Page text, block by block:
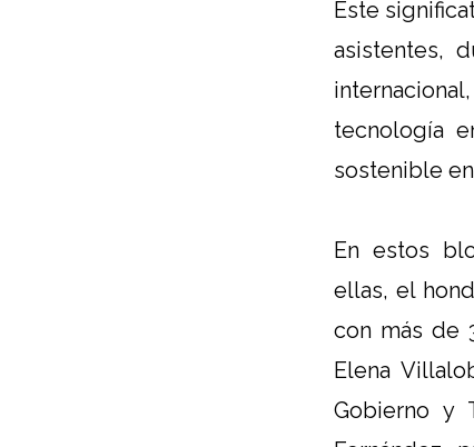
Este
asistentes,
tecnología
sostenible
En estos
ellas, el
con más de
Elena
Gobierno y